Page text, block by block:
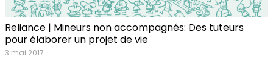
Reliance | Mineurs non accompagnés: Des tuteurs
pour élaborer un projet de vie
3 mai 2017